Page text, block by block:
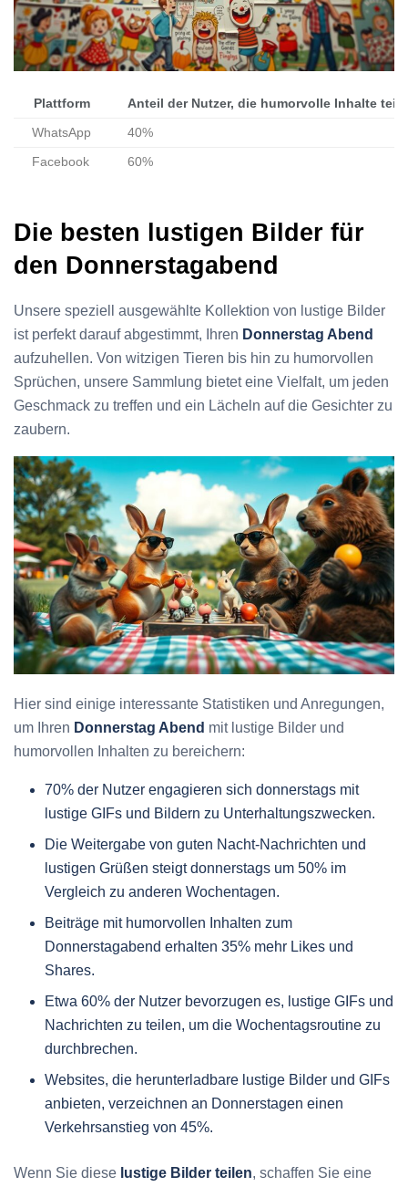
Plattform Anteil der Nutzer, die humorvolle Inhalte
WhatsApp 40%
Facebook 60%
Die besten lustigen Bilder für
den Donnerstagabend
Unsere speziell ausgewählte Kollektion von lustige Bilder
ist perfekt darauf abgestimmt, Ihren Donnerstag Abend
aufzuhellen. Von witzigen Tieren bis hin zu humorvollen
Sprüchen, unsere Sammlung bietet eine Vielfalt, um jeden
Geschmack zu treffen und ein Lächeln auf die Gesichter zu
zaubern.
Hier sind einige interessante Statistiken und Anregungen,
um Ihren Donnerstag Abend mit lustige Bilder und
humorvollen Inhalten zu bereichern:
70% der Nutzer engagieren sich donnerstags mit
lustige GIFs und Bildern zu Unterhaltungszwecken.
Die Weitergabe von guten Nacht-Nachrichten und
lustigen Grüßen steigt donnerstags um 50% im
Vergleich zu anderen Wochentagen.
Beiträge mit humorvollen Inhalten zum
Donnerstagabend erhalten 35% mehr Likes und
Shares.
Etwa 60% der Nutzer bevorzugen es, lustige GIFs und
Nachrichten zu teilen, um die Wochentagsroutine zu
durchbrechen.
Websites, die herunterladbare lustige Bilder und GIFs
anbieten, verzeichnen an Donnerstagen einen
Verkehrsanstieg von 45%.
Wenn Sie diese lustige Bilder teilen, schaffen Sie eine